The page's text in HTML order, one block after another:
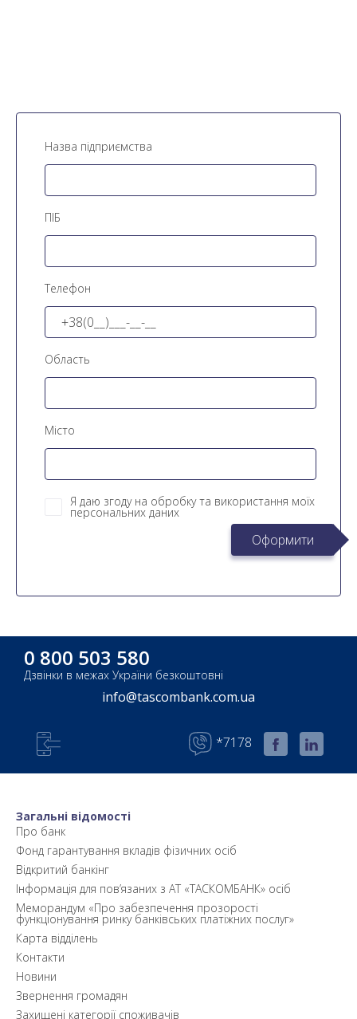
Назва підприємства
ПІБ
Телефон
Область
Місто
Я даю згоду на обробку та використання моїх
персональних даних
Оформити
0 800 503 580
Дзвінки в межах України безкоштовні
info@tascombank.com.ua
*7178
Загальні відомості
Про банк
Фонд гарантування вкладів фізичних осіб
Відкритий банкінг
Інформація для пов’язаних з АТ «ТАСКОМБАНК» осіб
Меморандум «Про забезпечення прозорості
функціонування ринку банківських платіжних послуг»
Карта відділень
Контакти
Новини
Звернення громадян
Захищені категорії споживачів